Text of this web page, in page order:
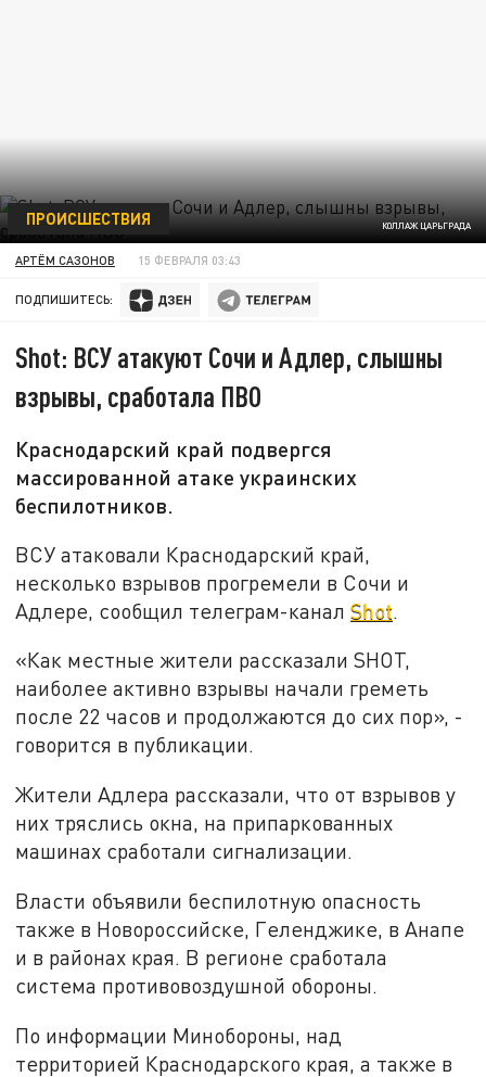
КОЛЛАЖ ЦАРЬГРАДА
ПРОИСШЕСТВИЯ
АРТЁМ САЗОНОВ 15 ФЕВРАЛЯ 03:43
ПОДПИШИТЕСЬ:
Shot: ВСУ атакуют Сочи и Адлер, слышны
взрывы, сработала ПВО
Краснодарский край подвергся
массированной атаке украинских
беспилотников.
ВСУ атаковали Краснодарский край,
несколько взрывов прогремели в Сочи и
Адлере, сообщил телеграм-каналShot.
«Как местные жители рассказали SHOT,
наиболее активно взрывы начали греметь
после 22 часов и продолжаются до сих пор», -
говорится в публикации.
Жители Адлера рассказали, что от взрывов у
них тряслись окна, на припаркованных
машинах сработали сигнализации.
Власти объявили беспилотную опасность
также в Новороссийске, Геленджике, в Анапе
и в районах края. В регионе сработала
система противовоздушной обороны.
По информации Минобороны, над
территорией Краснодарского края, а также в